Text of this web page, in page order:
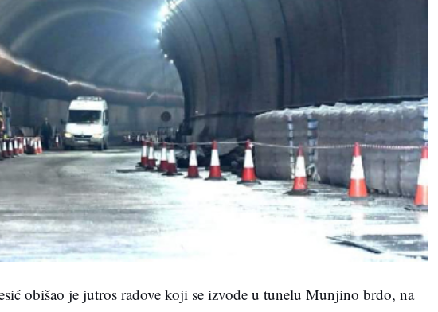
obišao je jutros radove koji se izvode u tunelu Munjino brdo, na